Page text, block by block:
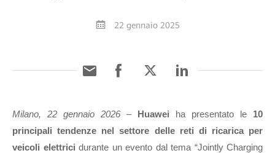
22 gennaio 2025
Milano, 22 gennaio 2026 – Huawei ha presentato le 10
principali tendenze nel settore delle reti di ricarica per
veicoli elettrici durante un evento dal tema “Jointly Charging